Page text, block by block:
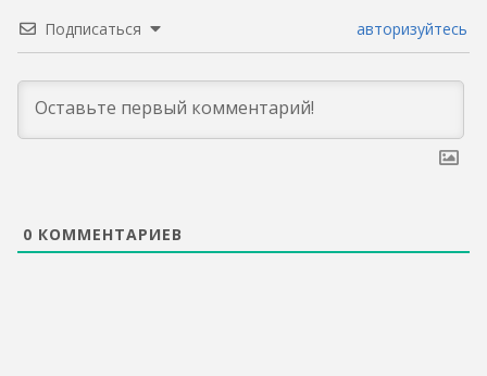
Подписаться авторизуйтесь
0 КОММЕНТАРИЕВ